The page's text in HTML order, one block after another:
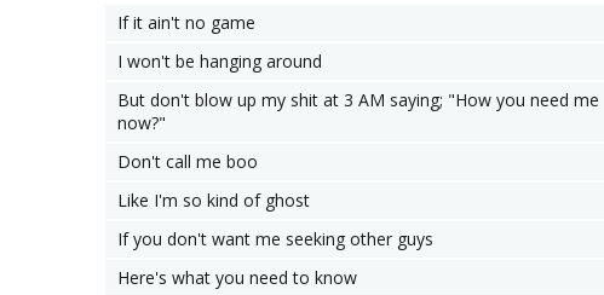
If it ain't no game
I won't be hanging around
But don't blow up my shit at 3 AM saying; "How you need me
now?"
Don't call me boo
Like I'm so kind of ghost
If you don't want me seeking other guys
Here's what you need to know